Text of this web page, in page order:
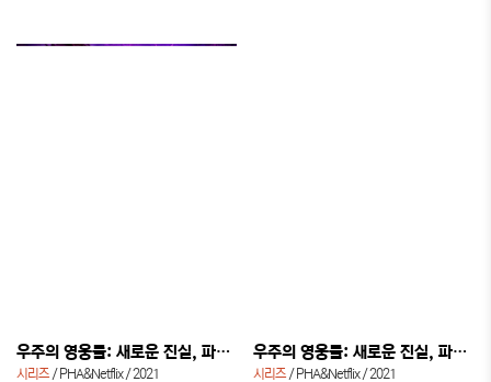
우주의 영웅들: 새로운 진실, 파트 2
시리즈 PHA&Netflix 2021
우주의 영웅들: 새로운 진실, 파트 1
시리즈 PHA&Netflix 2021